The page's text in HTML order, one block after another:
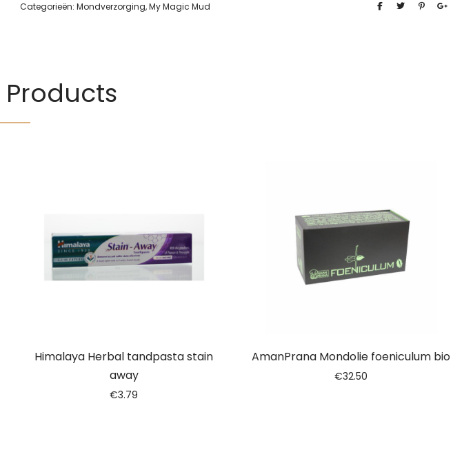
Categorieën: Mondverzorging,My Magic Mud
Himalaya Herbal tandpasta stain
away
€3.79
AmanPrana Mondolie foeniculum bio
€32.50